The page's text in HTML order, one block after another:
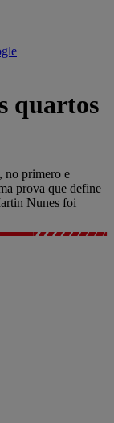
quartos
no primero e
prova que define
Nunes foi